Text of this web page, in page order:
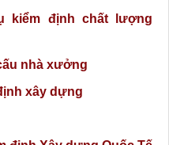
kiểm định chất lượng
nhà xưởng
xây dựng